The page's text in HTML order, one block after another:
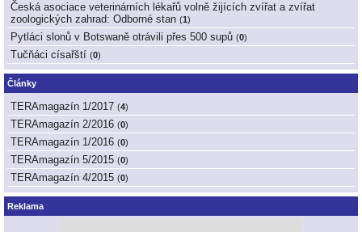
Česká asociace veterinárních lékařů volně žijících zvířat a zvířat
zoologických zahrad: Odborné stan (1 )
Pytláci slonů v Botswaně otrávili přes 500 supů (0)
Tučňáci císařští (0)
Články
TERAmagazín 1/2017 (4)
TERAmagazín 2/2016 (0)
TERAmagazín 1/2016 (0)
TERAmagazín 5/2015 (0)
TERAmagazín 4/2015 (0)
Reklama